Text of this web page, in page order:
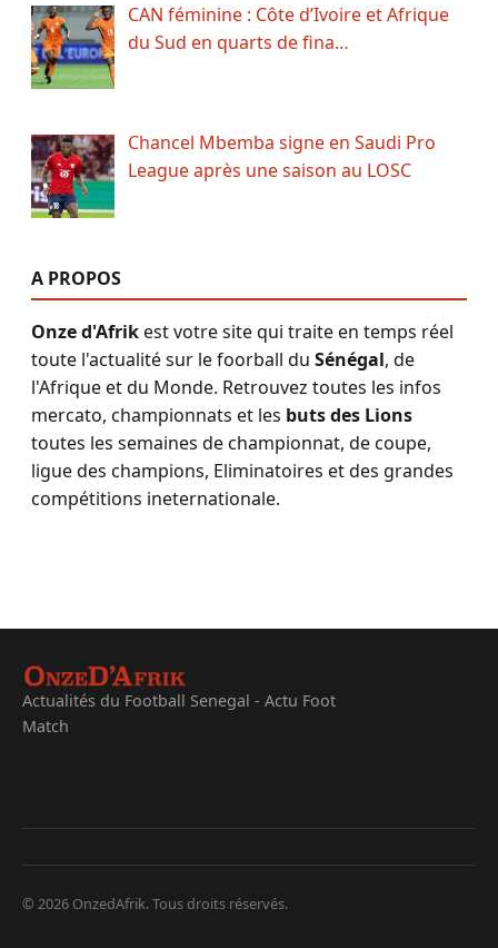
CAN féminine : Côte d’Ivoire et Afrique
du Sud en quarts de fina…
Chancel Mbemba signe en Saudi Pro
League après une saison au LOSC
A PROPOS
Onze d'Afrikest votre site qui traite en temps réel
toute l'actualité sur le foorball du Sénégal, de
l'Afrique et du Monde. Retrouvez toutes les infos
mercato, championnats et les buts des Lions
toutes les semaines de championnat, de coupe,
ligue des champions, Eliminatoires et des grandes
compétitions ineternationale.
Actualités du Football Senegal - Actu Foot
Match
© 2026 OnzedAfrik. Tous droits réservés.